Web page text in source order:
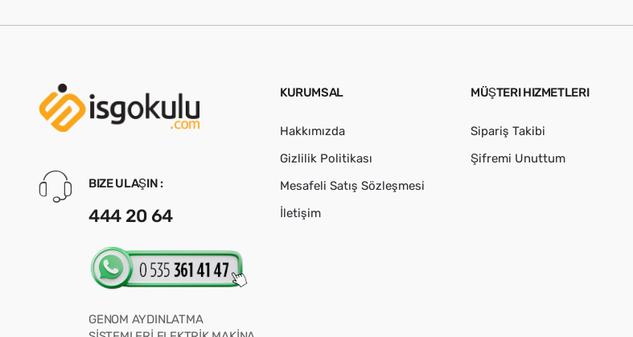
BIZE ULAŞIN :
444 20 64
GENOM AYDINLATMA
KURUMSAL
Hakkımızda
Gizlilik Politikası
Mesafeli Satış Sözleşmesi
İletişim
MÜŞTERI HIZMETLERI
Sipariş Takibi
Şifremi Unuttum